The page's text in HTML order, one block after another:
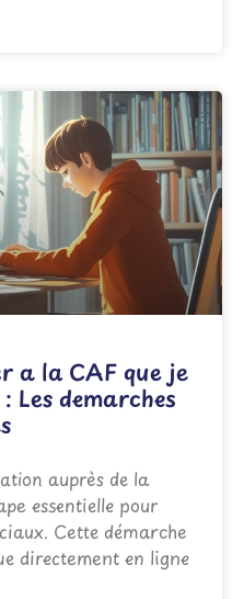
a la CAF que je
Les demarches
auprès de la
essentielle pour
Cette démarche
directement en ligne